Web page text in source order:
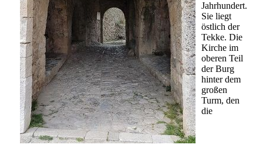
Jahrhundert.
Sie liegt
östlich der
Tekke. Die
Kirche im
oberen Teil
der Burg
hinter dem
großen
Turm, den
die